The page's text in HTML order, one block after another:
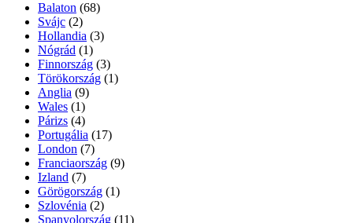
Balaton (68)
Svájc (2)
Hollandia (3)
Nógrád (1)
Finnország (3)
Törökország (1)
Anglia (9)
Wales (1)
Párizs (4)
Portugália (17)
London (7)
Franciaország (9)
Izland (7)
Görögország (1)
Szlovénia (2)
Spanyolország (11)